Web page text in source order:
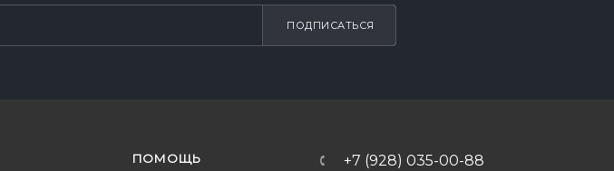
ПОДПИСАТЬСЯ
ПОМОЩЬ +7 (928) 035-00-88